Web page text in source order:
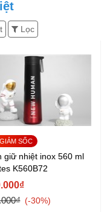
Lọc
giữ nhiệt inox 560 ml
K560B72
-30%